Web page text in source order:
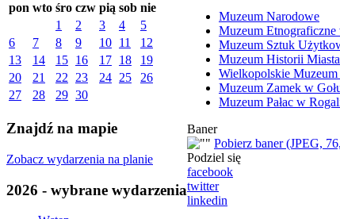
pon wto śro czw pią sob nie
1
2 3 4
5
6
7 8 9 10 11
12
13
14 15 16 17 18
19
20
21 22 23 24 25
26
27
28 29 30
Znajdź na mapie
Zobacz wydarzenia na planie
2026 - wybrane wydarzenia
Muzeum Narodowe
Muzeum Etnograficzne
Muzeum Sztuk
Muzeum Historii
Wielkopolskie
Muzeum Zamek w
Muzeum Pałac w
Baner
Pobierz baner (JPEG,
Podziel się
facebook
twitter
linkedin